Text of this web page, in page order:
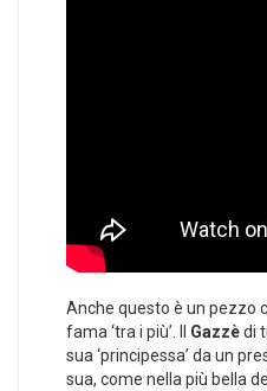
Anche questo è un pezzo
fama ‘tra i più’. Il Gazzèdi
sua ‘principessa’ da un
sua, come nella più bella